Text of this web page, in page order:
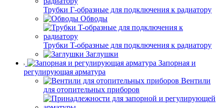
Трубки Г-образные для подключения к радиатору
Обводы
Трубки T-образные для подключения к радиатору
Заглушки
Запорная и
регулирующая арматура
Вентили
для отопительных приборов